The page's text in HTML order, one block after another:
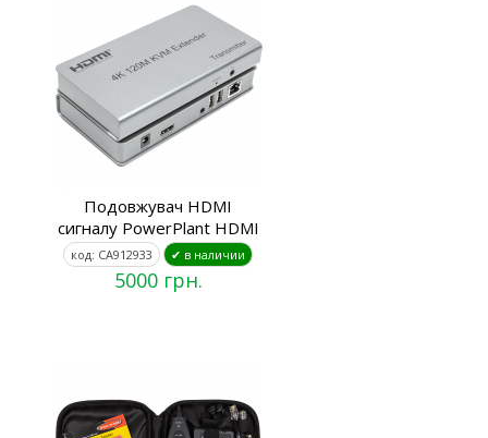
Подовжувач HDMI
сигналу PowerPlant HDMI
код: CA912933 ✔ в наличии
5000 грн.